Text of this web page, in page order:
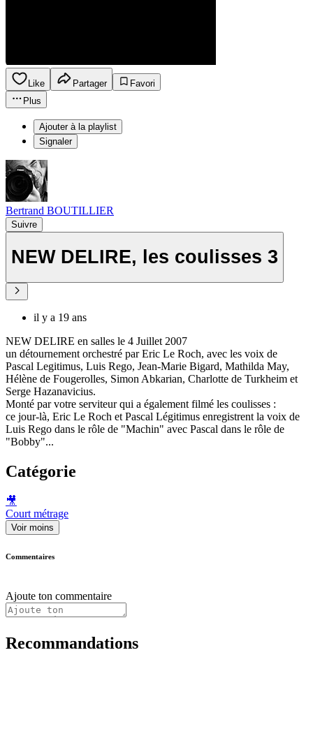
Like Partager
Favori
Plus
Ajouter à la playlist
Signaler
Bertrand BOUTILLIER
Suivre
NEW DELIRE, les coulisses 3
il y a 19 ans
NEW DELIRE en salles le 4 Juillet 2007
un détournement orchestré par Eric Le Roch, avec les voix de
Pascal Legitimus, Luis Rego, Jean-Marie Bigard, Mathilda May,
Hélène de Fougerolles, Simon Abkarian, Charlotte de Turkheim et
Serge Hazanavicius.
Monté par votre serviteur qui a également filmé les coulisses :
ce jour-là, Eric Le Roch et Pascal Légitimus enregistrent la voix de
Luis Rego dans le rôle de "Machin" avec Pascal dans le rôle de
"Bobby"...
Catégorie
🎥
Court métrage
Voir moins
Commentaires
Ajoute ton commentaire
Recommandations